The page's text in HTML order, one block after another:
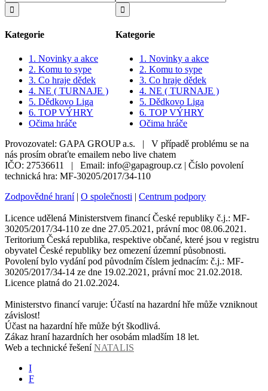
Kategorie
1. Novinky a akce
2. Komu to sype
3. Co hraje dědek
4. NE ( TURNAJE )
5. Dědkovo Liga
6. TOP VÝHRY
Očima hráče
Kategorie
1. Novinky a akce
2. Komu to sype
3. Co hraje dědek
4. NE ( TURNAJE )
5. Dědkovo Liga
6. TOP VÝHRY
Očima hráče
Provozovatel: GAPA GROUP a.s. | V případě problému se na
nás prosím obraťte emailem nebo live chatem
IČO: 27536611 | Email: info@gapagroup.cz | Číslo povolení
technická hra: MF-30205/2017/34-110
Zodpovědné hraní| O společnosti | Centrum podpory
Licence udělená Ministerstvem financí České republiky č.j.: MF-
30205/2017/34-110 ze dne 27.05.2021, právní moc 08.06.2021.
Teritorium Česká republika, respektive občané, které jsou v registru
obyvatel České republiky bez omezení územní působnosti.
Povolení bylo vydání pod původním číslem jednacím: č.j.: MF-
30205/2017/34-14 ze dne 19.02.2021, právní moc 21.02.2018.
Licence platná do 21.02.2024.
Ministerstvo financí varuje: Účastí na hazardní hře může vzniknout
závislost!
Účast na hazardní hře může být škodlivá.
Zákaz hraní hazardních her osobám mladším 18 let.
Web a technické řešeníNATALIS
I
F